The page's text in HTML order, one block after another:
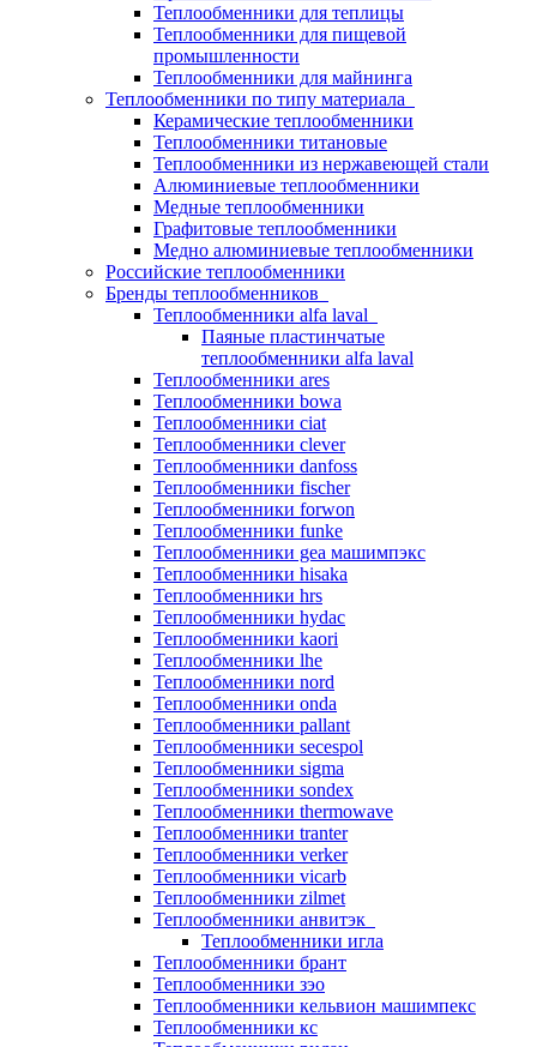
Теплообменники для теплицы
Теплообменники для пищевой
промышленности
Теплообменники для майнинга
Теплообменники по типу материала
Керамические теплообменники
Теплообменники титановые
Теплообменники из нержавеющей стали
Алюминиевые теплообменники
Медные теплообменники
Графитовые теплообменники
Медно алюминиевые теплообменники
Российские теплообменники
Бренды теплообменников
Теплообменники alfa laval
Паяные пластинчатые
теплообменники alfa laval
Теплообменники ares
Теплообменники bowa
Теплообменники ciat
Теплообменники clever
Теплообменники danfoss
Теплообменники fischer
Теплообменники forwon
Теплообменники funke
Теплообменники gea машимпэкс
Теплообменники hisaka
Теплообменники hrs
Теплообменники hydac
Теплообменники kaori
Теплообменники lhe
Теплообменники nord
Теплообменники onda
Теплообменники pallant
Теплообменники secespol
Теплообменники sigma
Теплообменники sondex
Теплообменники thermowave
Теплообменники tranter
Теплообменники verker
Теплообменники vicarb
Теплообменники zilmet
Теплообменники анвитэк
Теплообменники игла
Теплообменники брант
Теплообменники зэо
Теплообменники кельвион машимпекс
Теплообменники кс